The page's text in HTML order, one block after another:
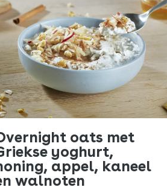
oats met
yoghurt,
appel, kaneel
walnoten